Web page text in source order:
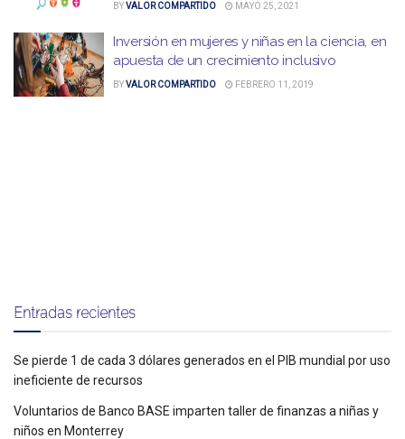
BYVALOR COMPARTIDO MAYO 25, 2021
Inversión en mujeres y niñas en la ciencia, en
apuesta de un crecimiento inclusivo
BYVALOR COMPARTIDO FEBRERO 11, 2019
Entradas recientes
Se pierde 1 de cada 3 dólares generados en el PIB mundial por uso
ineficiente de recursos
Voluntarios de Banco BASE imparten taller de finanzas a niñas y
niños en Monterrey